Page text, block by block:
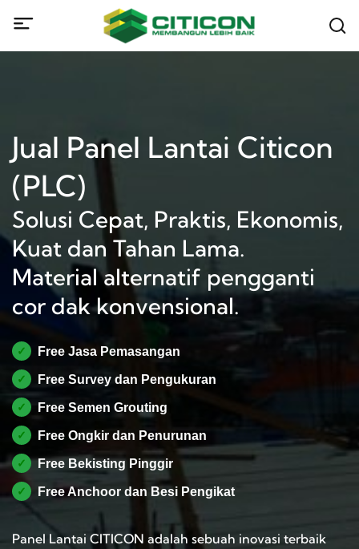
Jual Panel Lantai Citicon
(PLC)
Solusi Cepat, Praktis, Ekonomis,
Kuat dan Tahan Lama.
Material alternatif pengganti
cor dak konvensional.
✓ Free Jasa Pemasangan
✓ Free Survey dan Pengukuran
✓ Free Semen Grouting
✓ Free Ongkir dan Penurunan
✓ Free Bekisting Pinggir
✓ Free Anchoor dan Besi Pengikat
Panel Lantai CITICON adalah sebuah inovasi terbaik